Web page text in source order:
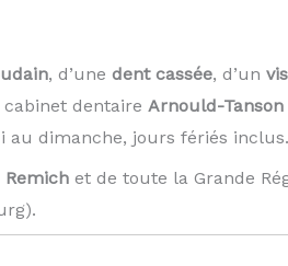
, d’une dent cassée, d’un
dentaire Arnould-
au dimanche, jours fériés
Remichet de toute la Grande